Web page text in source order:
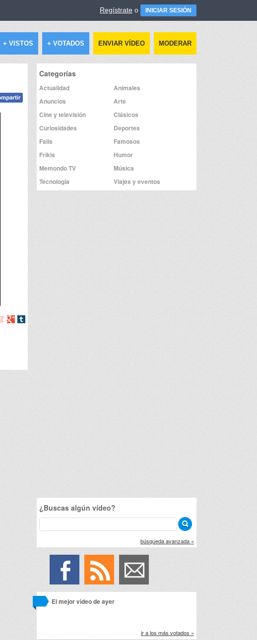
Regístrate o INICIAR SESIÓN
+ VISTOS + VOTADOS ENVIAR VÍDEO MODERAR
Compartir
Compartir
Compartir
Categorías
Actualidad
Animales
Anuncios
Arte
Cine y televisión
Clásicos
Curiosidades
Deportes
Fails
Famosos
Frikis
Humor
Memondo TV
Música
Tecnología
Viajes y eventos
¿Buscas algún vídeo?
búsqueda avanzada »
El mejor vídeo de ayer
ir a los más votados »